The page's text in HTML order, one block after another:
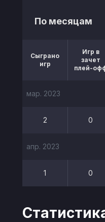
По месяцам
Сыграно
игр
Игр в
зачет
плей-
мар. 2023
2 0
апр. 2023
1 0